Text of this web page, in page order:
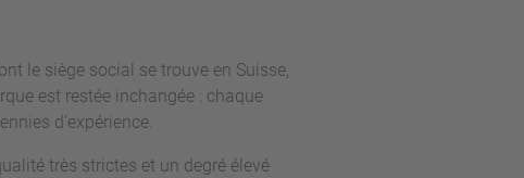
le siège social se trouve en Suisse,
est restée inchangée : chaque
d'expérience.
très strictes et un degré élevé